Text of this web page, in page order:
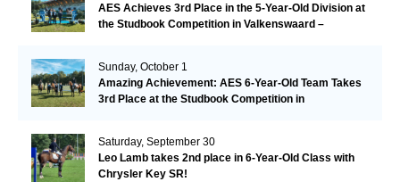
AES Achieves 3rd Place in the 5-Year-Old Division at
the Studbook Competition in Valkenswaard –
Sunday, October 1
Amazing Achievement: AES 6-Year-Old Team Takes
3rd Place at the Studbook Competition in
Saturday, September 30
Leo Lamb takes 2nd place in 6-Year-Old Class with
Chrysler Key SR!